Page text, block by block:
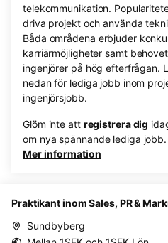
telekommunikation.
driva projekt och använda
Båda områdena erbjuder
karriärmöjligheter samt
ingenjörer på hög efterfrågan.
nedan för lediga jobb inom
ingenjörsjobb.
Glöm inte att registrera dig
om nya spännande lediga jobb.
Mer information
Praktikant inom Sales, PR &
Sundbyberg